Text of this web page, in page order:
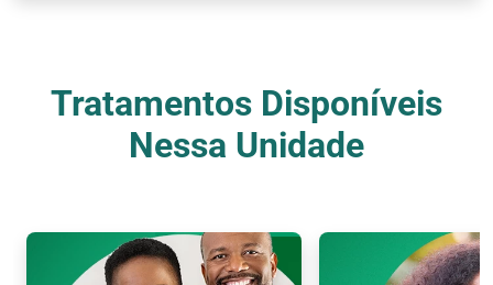
Nossos Tratamentos
Tratamentos Disponíveis
Nessa Unidade